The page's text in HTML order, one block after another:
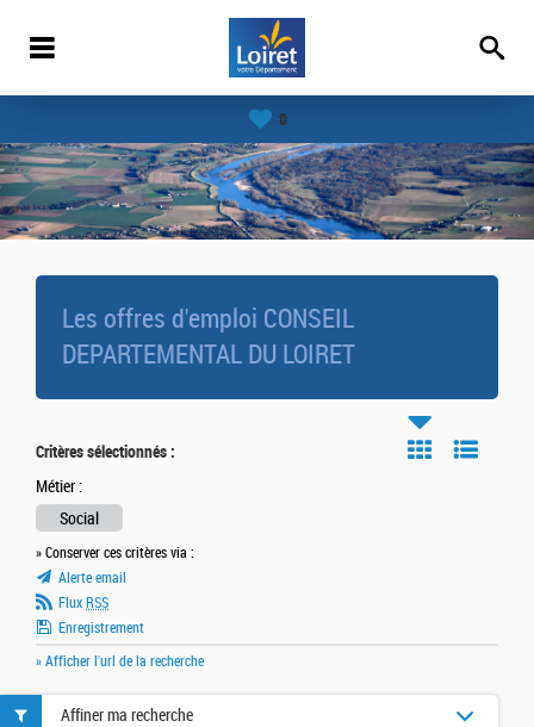
0
Les offres d'emploi CONSEIL
DEPARTEMENTAL DU LOIRET
Critères sélectionnés :
Métier :
Social
» Conserver ces critères via :
Alerte email
Flux RSS
Enregistrement
» Afficher l'url de la recherche
Affiner ma recherche